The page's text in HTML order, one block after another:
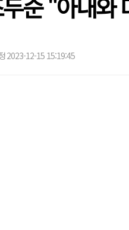
2023-12-15 15:19:45